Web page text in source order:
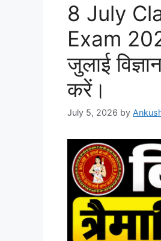
8 July
Exam
जुलाई
करें।
July 5, 2026 by